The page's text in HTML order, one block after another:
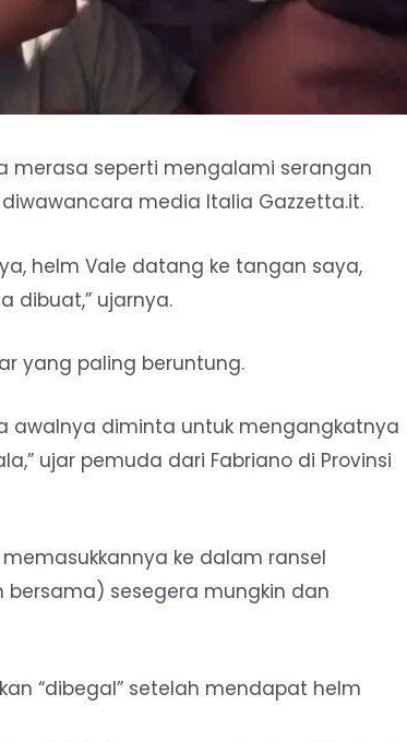
merasa seperti mengalami serangan
media Italia Gazzetta.it.
helm Vale datang ke tangan saya,
dibuat,” ujarnya.
yang paling beruntung.
awalnya diminta untuk mengangkatnya
ujar pemuda dari Fabriano di Provinsi
ke dalam ransel
sesegera mungkin dan
“dibegal” setelah mendapat helm